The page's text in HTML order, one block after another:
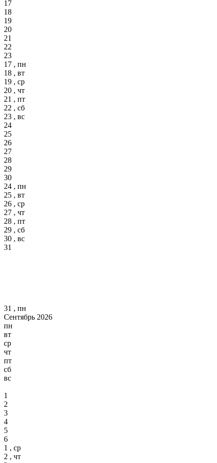
17
18
19
20
21
22
23
17 , пн
18 , вт
19 , ср
20 , чт
21 , пт
22 , сб
23 , вс
24
25
26
27
28
29
30
24 , пн
25 , вт
26 , ср
27 , чт
28 , пт
29 , сб
30 , вс
31
31 , пн
Сентябрь 2026
пн
вт
ср
чт
пт
сб
вс
1
2
3
4
5
6
1 , ср
2 , чт